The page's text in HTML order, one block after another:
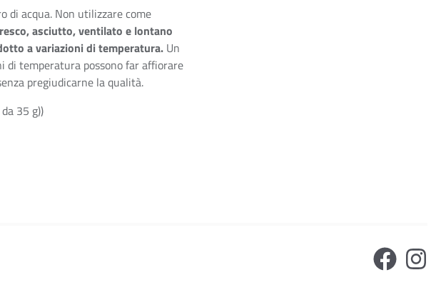
di acqua. Non utilizzare come
asciutto, ventilato e lontano
a variazioni di temperatura. Un
di temperatura possono far affiorare
pregiudicarne la qualità.
35 g))